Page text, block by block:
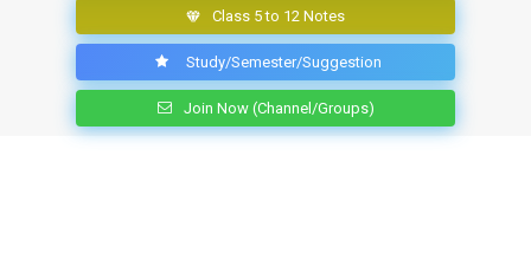
Class 5 to 12 Notes
Study/Semester/Suggestion
Join Now (Channel/Groups)